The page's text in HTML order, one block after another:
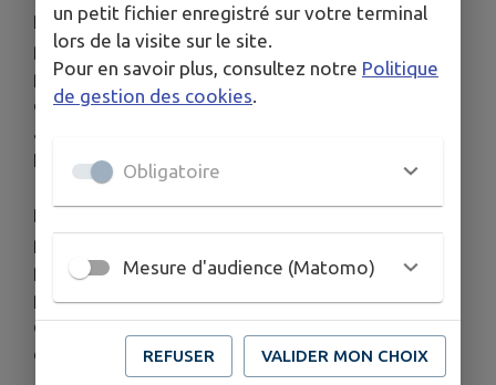
Les températures élevées et l’absence de
précipitations significatives annoncées
prochains jours risquent d’aggraver la situation
déjà tendue, Météo France ayant annoncé une
alerte vigilance orange canicule sur toute la
Haute-Savoie.
Des mesures de restriction ou d’interdiction
provisoires des usages de l’eau sont nécessaires
pour la préservation de la santé, de la salubrité
publique, de l’alimentation en eau potable, des
écosystèmes aquatiques et pour la protection
des ressources en eau.
un petit fichier enregistré sur votre terminal
lors de la visite sur le site.
Pour en savoir plus, consultez notre Politique
de gestion des cookies
Obligatoire
Mesure d'audience (Matomo)
REFUSER VALIDER MON CHOIX